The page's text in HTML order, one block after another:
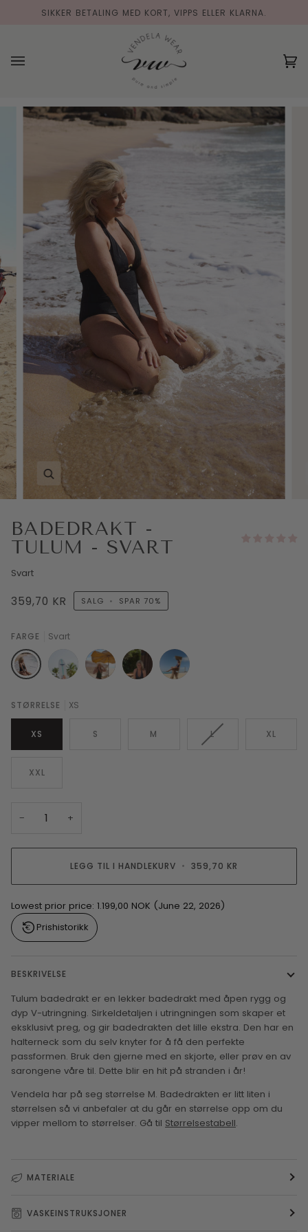
SIKKER BETALING MED KORT, VIPPS ELLER KLARNA.
BADEDRAKT -
TULUM - SVART
Svart
359,70 KR SALG • SPAR 70%
FARGE Svart
STØRRELSE XS
XS S M L XL
XXL
− +
LEGG TIL I HANDLEKURV • 359,70 KR
Lowest prior price: 1.199,00 NOK (June 22, 2026)
Prishistorikk
BESKRIVELSE
Tulum badedrakt er en lekker badedrakt med åpen rygg og
dyp V-utringning. Sirkeldetaljen i utringningen som skaper et
eksklusivt preg, og gir badedrakten det lille ekstra. Den har en
halterneck som du selv knyter for å få den perfekte
passformen. Bruk den gjerne med en skjorte, eller prøv en av
sarongene våre til. Dette blir en hit på stranden i år!
Vendela har på seg størrelse M. Badedrakten er litt liten i
størrelsen så vi anbefaler at du går en størrelse opp om du
vipper mellom to størrelser. Gå til Størrelsestabell.
MATERIALE
VASKEINSTRUKSJONER